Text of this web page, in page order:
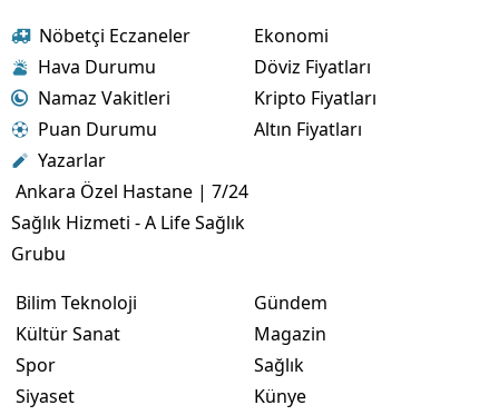
Nöbetçi Eczaneler
Hava Durumu
Namaz Vakitleri
Puan Durumu
Yazarlar
Ankara Özel Hastane | 7/24
Sağlık Hizmeti - A Life Sağlık
Grubu
Ekonomi
Döviz Fiyatları
Kripto Fiyatları
Altın Fiyatları
Bilim Teknoloji
Kültür Sanat
Spor
Siyaset
Gündem
Magazin
Sağlık
Künye